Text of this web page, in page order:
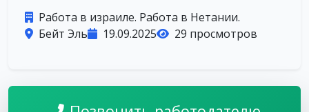
Работа в израиле. Работа в Нетании.
Бейт Эль
19.09.2025 29 просмотров